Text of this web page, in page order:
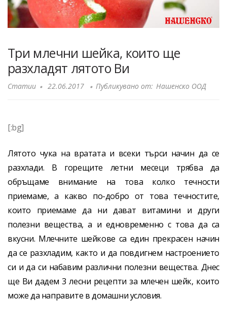
Три млечни шейка, които ще
разхладят лятото Ви
Статии 22.06.2017 Публикувано от: Нашенско ООД
[:bg]
Лятото чука на вратата и всеки търси начин да се
разхлади. В горещите летни месеци трябва да
обръщаме внимание на това колко течности
приемаме, а какво по-добро от това течностите,
които приемаме да ни дават витамини и други
полезни вещества, а и едновременно с това да са
вкусни. Млечните шейкове са един прекрасен начин
да се разхладим, както и да повдигнем настроението
си и да си набавим различни полезни вещества. Днес
ще Ви дадем 3 лесни рецепти за млечен шейк, които
може да направите в домашни условия.